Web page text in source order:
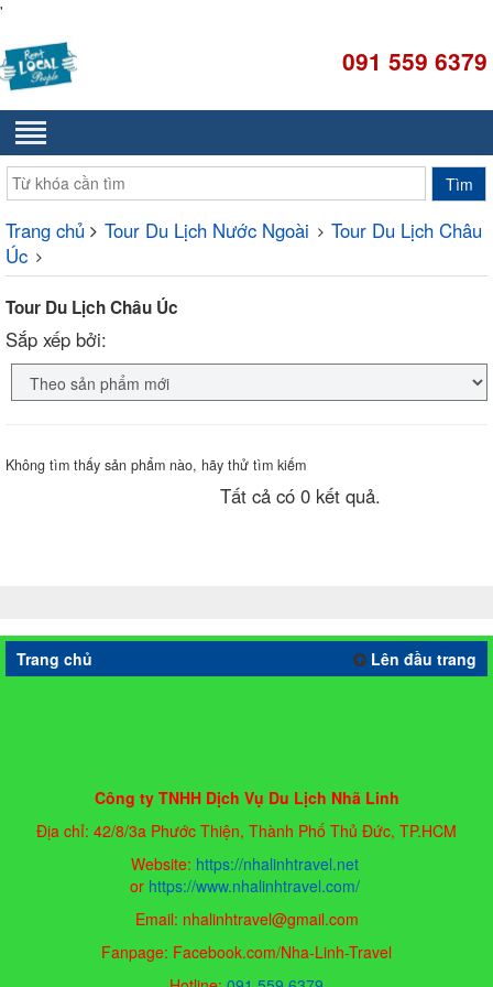
'
091 559 6379
Trang chủ Tour Du Lịch Nước Ngoài
Tour Du Lịch Châu
Úc
Tour Du Lịch Châu Úc
Sắp xếp bởi:
Không tìm thấy sản phẩm nào, hãy thử tìm kiếm
Tất cả có 0 kết quả.
Trang chủ Lên đầu trang
Công ty TNHH Dịch Vụ Du Lịch Nhã Linh
Địa chỉ: 42/8/3a Phước Thiện, Thành Phố Thủ Đức, TP.HCM
Website: https://nhalinhtravel.net
or https://www.nhalinhtravel.com/
Email: nhalinhtravel@gmail.com
Fanpage: Facebook.com/Nha-Linh-Travel